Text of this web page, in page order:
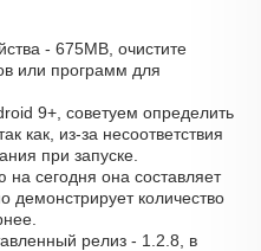
- 675MB, очистите
или программ для
9+, советуем определить
как, из-за несоответствия
при запуске.
сегодня она составляет
демонстрирует количество
релиз - 1.2.8, в